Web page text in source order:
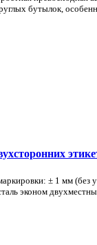
бутылок,
± 1 мм
эконом